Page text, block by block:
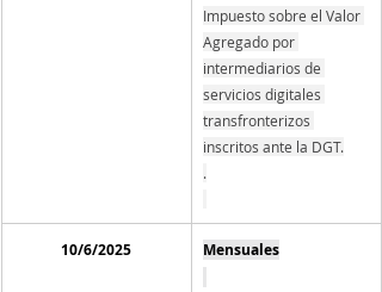
Impuesto sobre el Valor
Agregado por
intermediarios de
servicios digitales
transfronterizos
inscritos ante la DGT.
.
10/6/2025 Mensuales